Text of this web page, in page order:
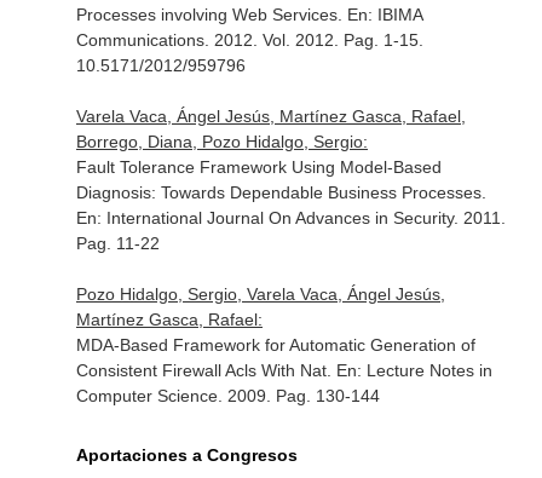
Processes involving Web Services. En: IBIMA
Communications. 2012. Vol. 2012. Pag. 1-15.
10.5171/2012/959796
Varela Vaca, Ángel Jesús, Martínez Gasca, Rafael,
Borrego, Diana, Pozo Hidalgo, Sergio:
Fault Tolerance Framework Using Model-Based
Diagnosis: Towards Dependable Business Processes.
En: International Journal On Advances in Security. 2011.
Pag. 11-22
Pozo Hidalgo, Sergio, Varela Vaca, Ángel Jesús,
Martínez Gasca, Rafael:
MDA-Based Framework for Automatic Generation of
Consistent Firewall Acls With Nat. En: Lecture Notes in
Computer Science. 2009. Pag. 130-144
Aportaciones a Congresos